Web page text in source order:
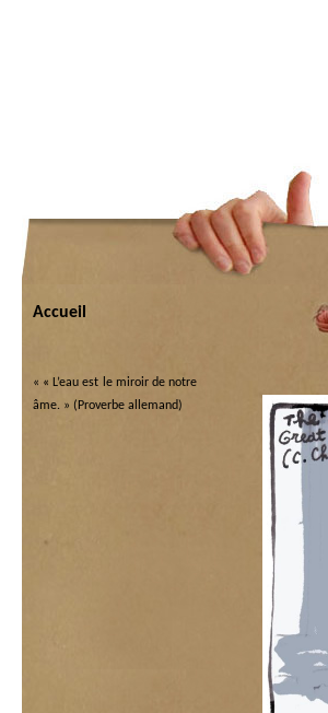
Accueil
« « L’eau est le miroir de notre
âme. » (Proverbe allemand)